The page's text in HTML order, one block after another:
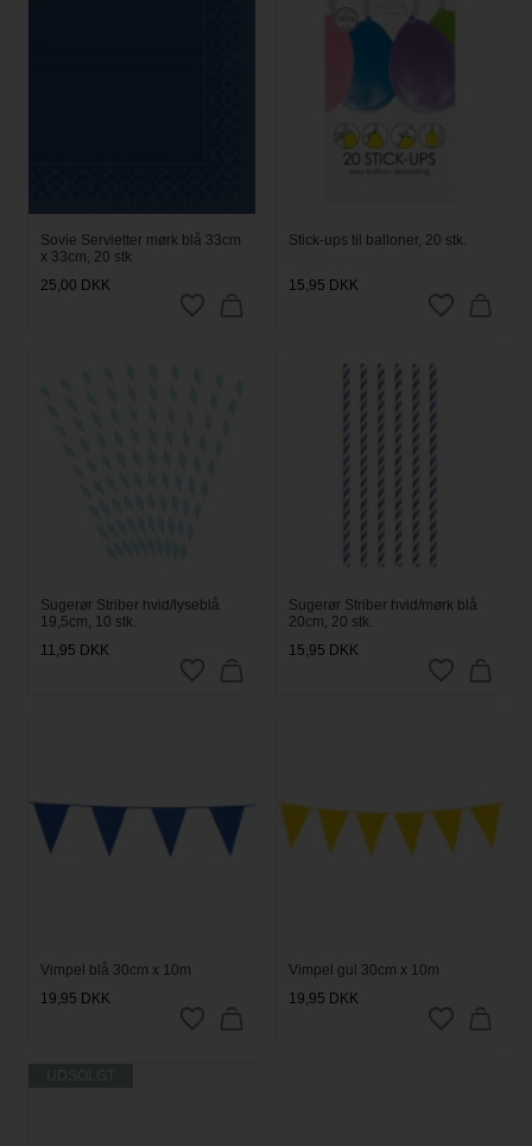
Sovie Servietter mørk blå 33cm
x 33cm, 20 stk
25,00 DKK
Stick-ups til balloner, 20 stk.
15,95 DKK
Sugerør Striber hvid/lyseblå
19,5cm, 10 stk.
11,95 DKK
Sugerør Striber hvid/mørk blå
20cm, 20 stk.
15,95 DKK
Vimpel blå 30cm x 10m
19,95 DKK
Vimpel gul 30cm x 10m
19,95 DKK